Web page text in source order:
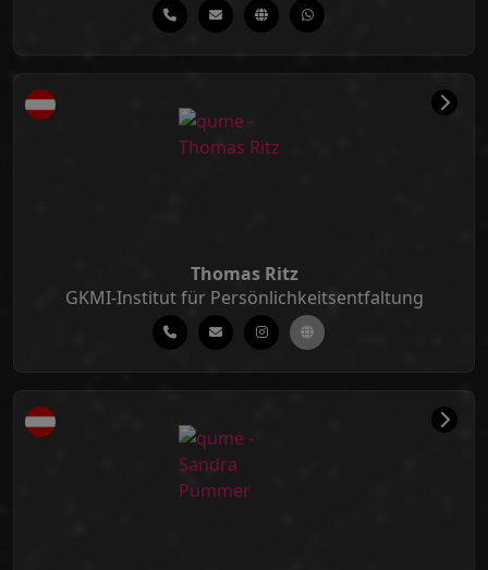
Thomas Ritz
GKMI-Institut für Persönlichkeitsentfaltung